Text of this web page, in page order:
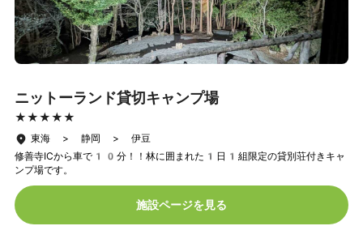
ニットーランド貸切キャンプ場
★★★★★
★★★★★
東海 > 静岡 > 伊豆
修善寺ICから車で10分！！林に囲まれた1日1組限定の貸別荘付きキャ
ンプ場です。
施設ページを見る